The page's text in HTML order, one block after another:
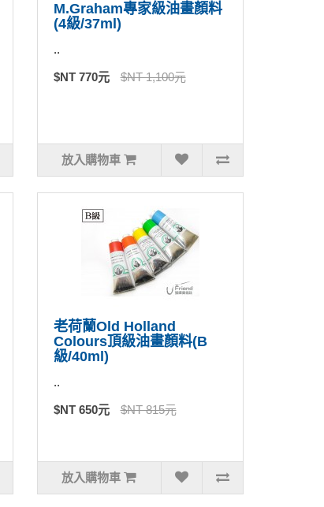
M.Graham專家級油畫顏料
(4級/37ml)
..
$NT 770元 $NT 1,100元
放入購物車
老荷蘭Old Holland
Colours頂級油畫顏料(B
級/40ml)
..
$NT 650元 $NT 815元
放入購物車